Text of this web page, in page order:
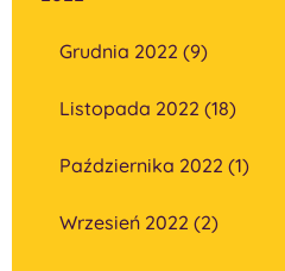
Grudnia 2022 (9)
Listopada 2022 (18)
Października 2022 (1)
Wrzesień 2022 (2)